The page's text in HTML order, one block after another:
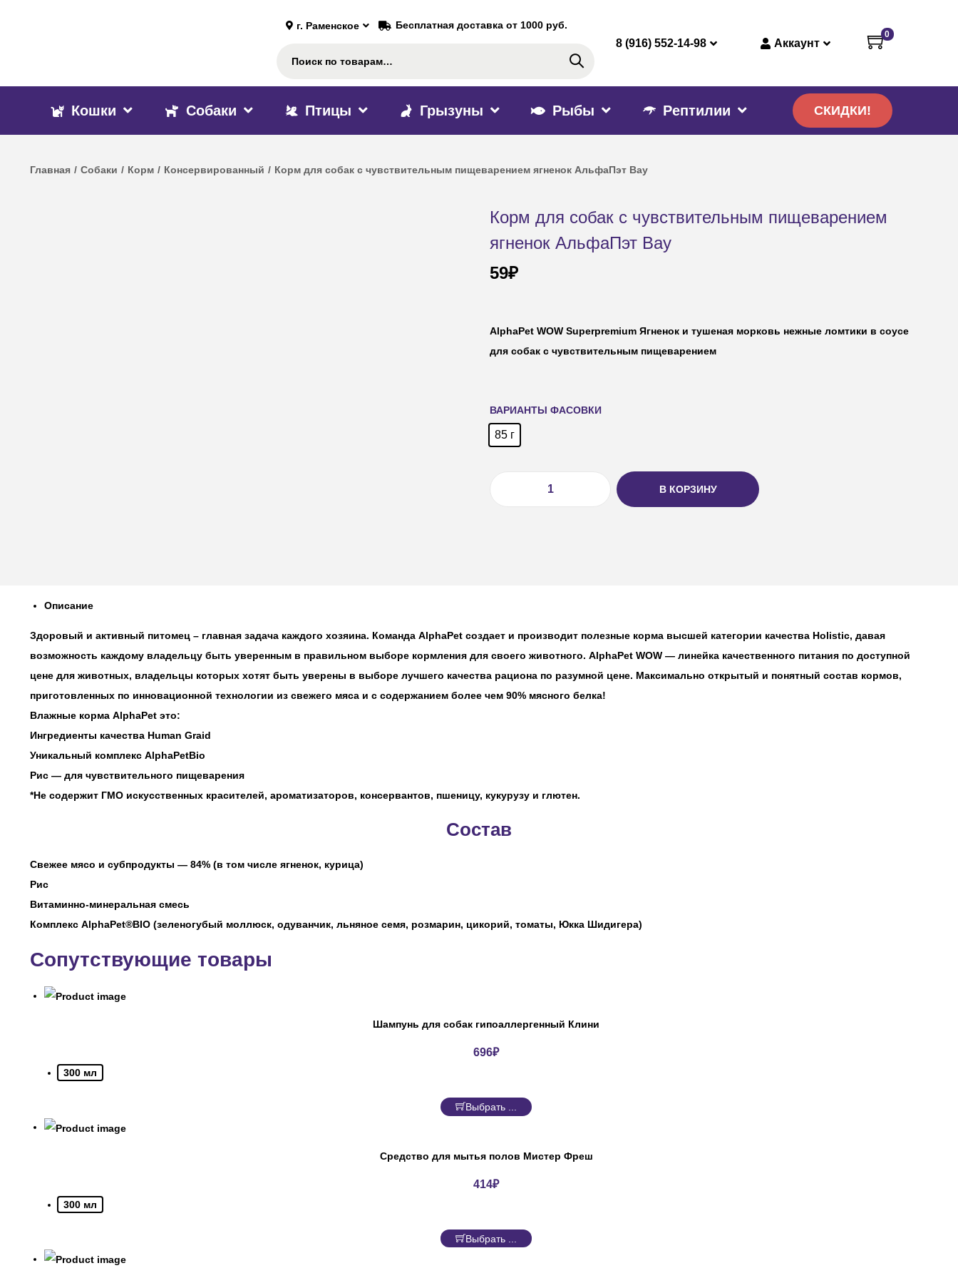
г. Раменское Бесплатная доставка от 1000 руб.
Поиск
8 (916) 552-14-98 Аккаунт
0
Кошки Собаки Птицы Грызуны Рыбы Рептилии СКИДКИ!
Главная / Собаки / Корм / Консервированный / Корм для собак с чувствительным пищеварением ягненок АльфаПэт Вау
Корм для собак с чувствительным пищеварением
ягненок АльфаПэт Вау
59₽
AlphaPet WOW Superpremium Ягненок и тушеная морковь нежные ломтики в соусе
для собак с чувствительным пищеварением
ВАРИАНТЫ ФАСОВКИ
85 г
В КОРЗИНУ
Описание
Здоровый и активный питомец – главная задача каждого хозяина. Команда AlphaPet создает и производит полезные корма высшей категории качества Holistiс, давая
возможность каждому владельцу быть уверенным в правильном выборе кормления для своего животного. AlphaPet WOW — линейка качественного питания по доступной
цене для животных, владельцы которых хотят быть уверены в выборе лучшего качества рациона по разумной цене. Максимально открытый и понятный состав кормов,
приготовленных по инновационной технологии из свежего мяса и с содержанием более чем 90% мясного белка!
Влажные корма AlphaPet это:
Ингредиенты качества Human Graid
Уникальный комплекс AlphaPetBio
Рис — для чувствительного пищеварения
*Не содержит ГМО искусственных красителей, ароматизаторов, консервантов, пшеницу, кукурузу и глютен.
Состав
Свежее мясо и субпродукты — 84% (в том числе ягненок, курица)
Рис
Витаминно-минеральная смесь
Комплекс AlphaPet®BIO (зеленогубый моллюск, одуванчик, льняное семя, розмарин, цикорий, томаты, Юкка Шидигера)
Сопутствующие товары
Шампунь для собак гипоаллергенный Клини
696₽
300 мл
Выбрать ...
Средство для мытья полов Мистер Фреш
414₽
300 мл
Выбрать ...